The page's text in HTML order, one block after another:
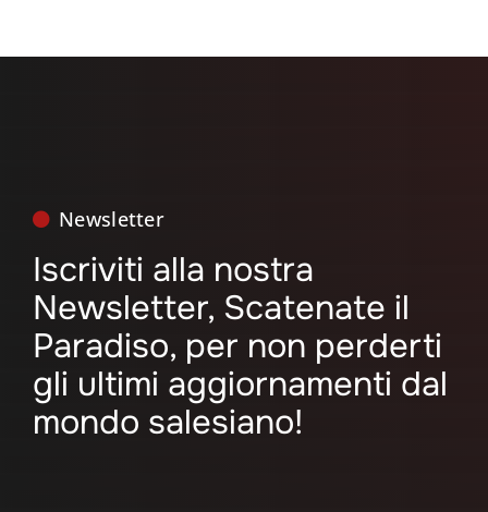
Newsletter
Iscriviti alla nostra
Newsletter, Scatenate il
Paradiso, per non perderti
gli ultimi aggiornamenti dal
mondo salesiano!